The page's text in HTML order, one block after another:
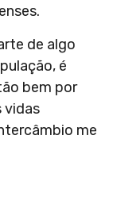
de algo
é
bem por
vidas
me